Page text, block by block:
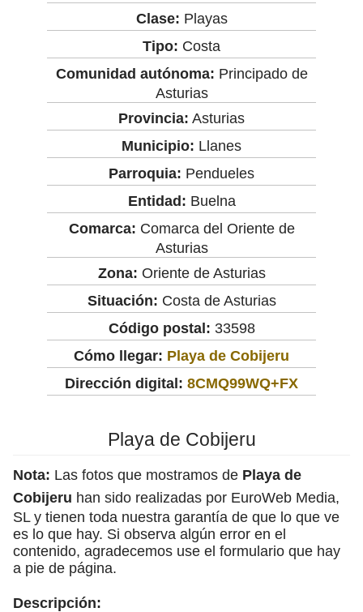
Clase: Playas
Tipo: Costa
Comunidad autónoma: Principado de
Asturias
Provincia: Asturias
Municipio: Llanes
Parroquia: Pendueles
Entidad: Buelna
Comarca: Comarca del Oriente de
Asturias
Zona: Oriente de Asturias
Situación: Costa de Asturias
Código postal: 33598
Cómo llegar: Playa de Cobijeru
Dirección digital: 8CMQ99WQ+FX
Playa de Cobijeru
Nota: Las fotos que mostramos de Playa de
Cobijeru han sido realizadas por EuroWeb Media,
SL y tienen toda nuestra garantía de que lo que ve
es lo que hay. Si observa algún error en el
contenido, agradecemos use el formulario que hay
a pie de página.
Descripción: